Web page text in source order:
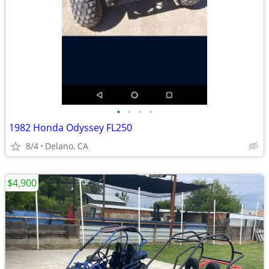
• • • •
1982 Honda Odyssey FL250
8/4 Delano, CA
$4,900